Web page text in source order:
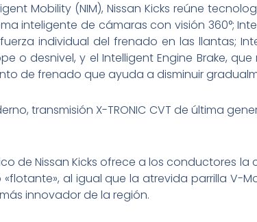
Mobility (NIM), Nissan Kicks reúne
inteligente de cámaras con visión 360°;
individual del frenado en las llantas;
o desnivel, y el Intelligent Engine Brake,
de frenado que ayuda a disminuir
transmisión X-TRONIC CVT de última
de Nissan Kicks ofrece a los conductores
al igual que la atrevida parrilla V-
innovador de la región.